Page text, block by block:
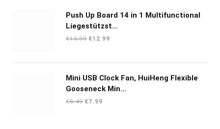
Push Up Board 14 in 1 Multifunctional
Liegestützst...
€13.99 Oorspronkelijke
€12.99
Mini USB Clock Fan, HuiHeng Flexible
Gooseneck Min...
€8.49 Oorspronkelijke
€7.99Huidige